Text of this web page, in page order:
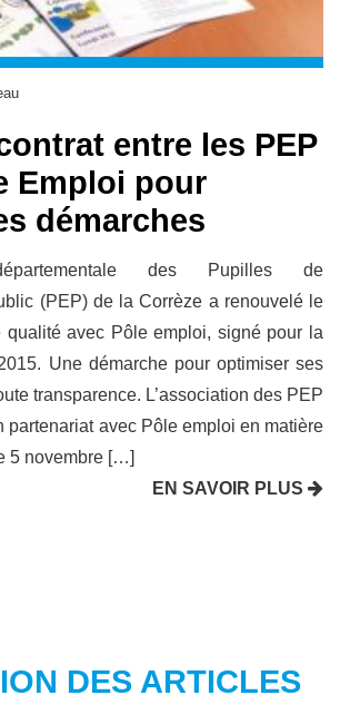
entre les PEP
Emploi pour
démarches
départementale des Pupilles de
(PEP) de la Corrèze a renouvelé le
qualité avec Pôle emploi, signé pour la
Une démarche pour optimiser ses
transparence. L’association des PEP
partenariat avec Pôle emploi en matière
5 novembre […]
EN SAVOIR PLUS
DES ARTICLES